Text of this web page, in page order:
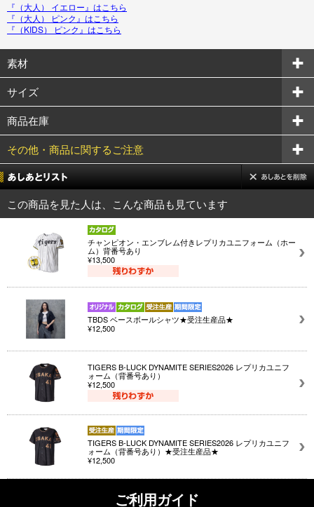
『（大人） イエロー』はこちら
『（大人） ピンク』はこちら
『（KIDS） ピンク』はこちら
素材
サイズ
商品在庫
その他・商品に関するご注意
この商品を見た人は、こんな商品も見ています
チャンピオン・エンブレム付きレプリカユニフォーム（ホー
ム）背番号あり
¥13,500
TBDS ベースボールシャツ★受注生産品★
¥12,500
TIGERS B-LUCK DYNAMITE SERIES2026 レプリカユニフ
ォーム（背番号あり）
¥12,500
TIGERS B-LUCK DYNAMITE SERIES2026 レプリカユニフ
ォーム（背番号あり）★受注生産品★
¥12,500
ご利用ガイド